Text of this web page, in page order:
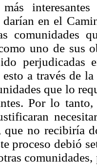
más
darían en el
comunidades
uno de sus
perjudicadas
a través de
que lo
Por lo
que no recibiría
proceso debió